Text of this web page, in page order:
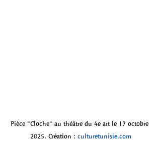
Pièce "Cloche" au théâtre du 4e art le 17 octobre
2025. Création : culturetunisie.com